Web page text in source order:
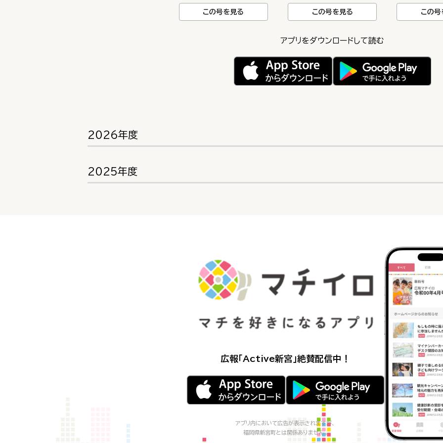
この号を見る この号を見る この号
アプリをダウンロードして読む
2026年度
2025年度
広報「Active新宮」絶賛配信中！
アプリ内において広告が表示されますが、
福岡県新宮町とは関係ありません。